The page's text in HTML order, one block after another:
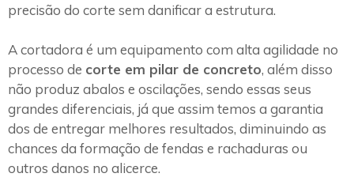
precisão do corte sem danificar a estrutura.
A cortadora é um equipamento com alta agilidade no
processo de corte em pilar de concreto, além disso
não produz abalos e oscilações, sendo essas seus
grandes diferenciais, já que assim temos a garantia
dos de entregar melhores resultados, diminuindo as
chances da formação de fendas e rachaduras ou
outros danos no alicerce.